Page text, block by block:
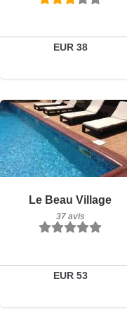
EUR 38
Réserver
Le Beau Village
37 avis
EUR 53
37 avis
Détails
Réserver